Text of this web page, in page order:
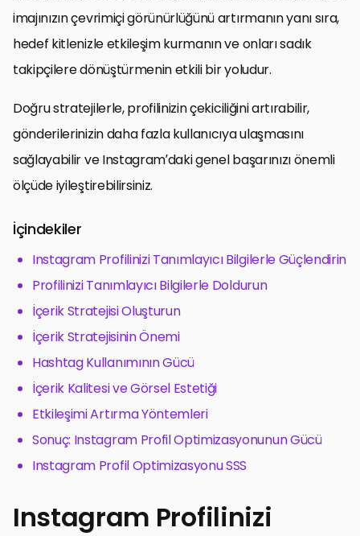
imajınızın çevrimiçi görünürlüğünü artırmanın yanı sıra,
hedef kitlenizle etkileşim kurmanın ve onları sadık
takipçilere dönüştürmenin etkili bir yoludur.
Doğru stratejilerle, profilinizin çekiciliğini artırabilir,
gönderilerinizin daha fazla kullanıcıya ulaşmasını
sağlayabilir ve Instagram’daki genel başarınızı önemli
ölçüde iyileştirebilirsiniz.
İçindekiler
Instagram Profilinizi Tanımlayıcı Bilgilerle Güçlendirin
Profilinizi Tanımlayıcı Bilgilerle Doldurun
İçerik Stratejisi Oluşturun
İçerik Stratejisinin Önemi
Hashtag Kullanımının Gücü
İçerik Kalitesi ve Görsel Estetiği
Etkileşimi Artırma Yöntemleri
Sonuç: Instagram Profil Optimizasyonunun Gücü
Instagram Profil Optimizasyonu SSS
Instagram Profilinizi